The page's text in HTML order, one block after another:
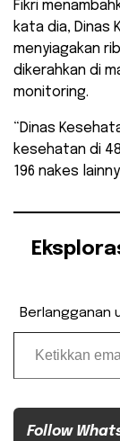
Fikri
kata dia, Dinas
menyiagakan
dikerahkan di
monitoring.
“Dinas
kesehatan di
196 nakes
Berlangganan
Ketikkan email Anda...
Follow